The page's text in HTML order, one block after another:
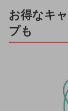
お得なキ
プも